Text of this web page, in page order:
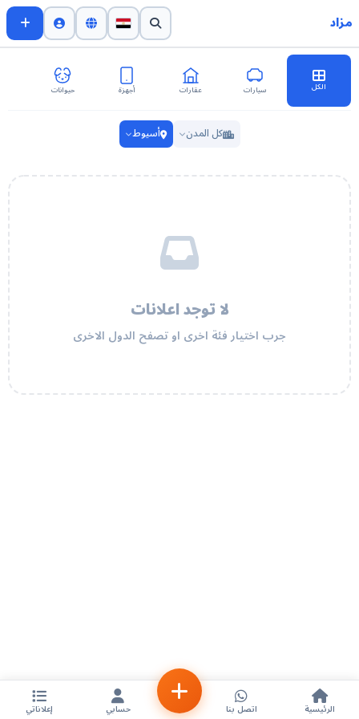
مزاد
الكل سيارات عقارات أجهزة حيوانات
كل المدن أسيوط
لا توجد اعلانات
جرب اختيار فئة اخرى او تصفح الدول الاخرى
الرئيسية اتصل بنا حسابي إعلاناتي